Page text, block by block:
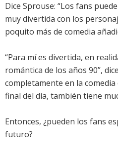
Dice Sprouse: “Los fans
muy divertida con los
poquito más de comedia
“Para mí es divertida, en
romántica de los años 90”,
completamente en la comedia
final del día, también tiene
Entonces, ¿pueden los fans
futuro?